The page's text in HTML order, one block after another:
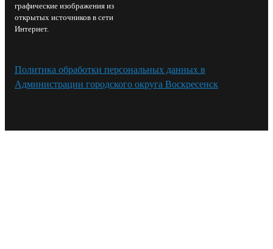
графические изображения из
открытых источников в сети
Интернет.
Политика обработки персональных данных в
Администрации городского округа Воскресенск